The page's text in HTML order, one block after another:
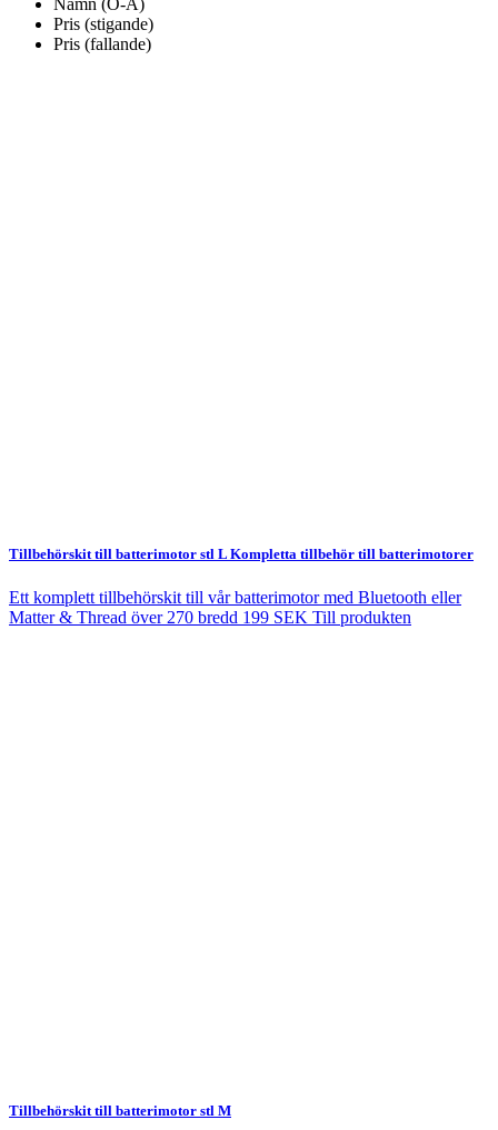
Namn (Ö-A)
Pris (stigande)
Pris (fallande)
Tillbehörskit till batterimotor stl L Kompletta tillbehör till batterimotorer
Ett komplett tillbehörskit till vår batterimotor med Bluetooth eller
Matter & Thread över 270 bredd 199 SEK Till produkten
Tillbehörskit till batterimotor stl M